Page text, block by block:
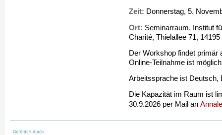
Zeit: Donnerstag, 5.
Ort: Seminarraum, Institut
Charité, Thielallee 71, 14195
Der Workshop findet primär
Online-Teilnahme ist
Arbeitssprache ist Deutsch,
Die Kapazität im Raum ist
30.9.2026 per Mail an